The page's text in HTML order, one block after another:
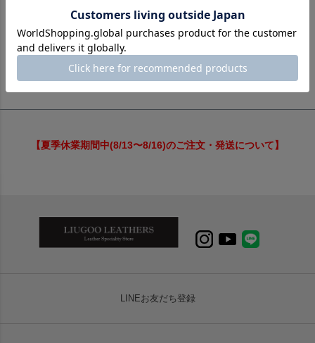
1件中
【夏季休業期間中(8/13〜8/16)のご注文・発送について】
LINEお友だち登録